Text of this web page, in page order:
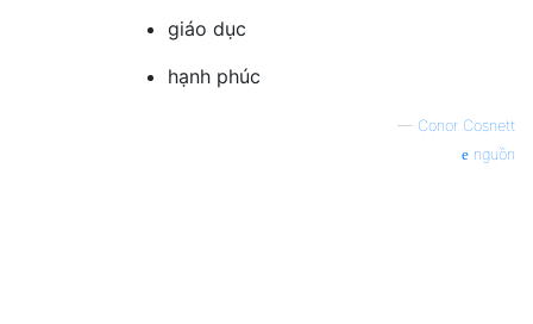
giáo dục
hạnh phúc
— Conor Cosnett
nguồn